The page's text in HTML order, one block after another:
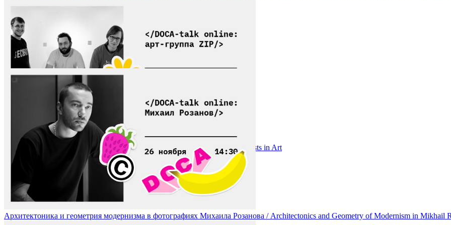
Постгуманисты от искусства, арт-группа ZIP / ZIP Art Group, Posthumanists in Art
Архитектоника и геометрия модернизма в фотографиях Михаила Розанова / Architectonics and Geometry of Modernism in Mikhail